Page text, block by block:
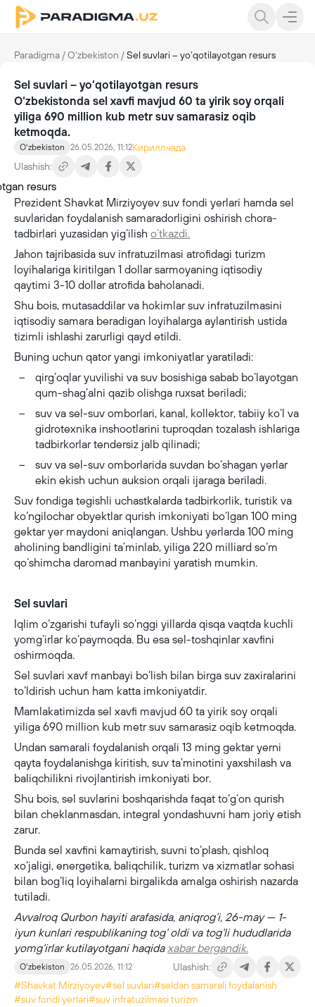
Paradigma /Oʻzbekiston /Sel suvlari – yo‘qotilayotgan resurs
Sel suvlari – yo‘qotilayotgan resurs
O‘zbekistonda sel xavfi mavjud 60 ta yirik soy orqali
yiliga 690 million kub metr suv samarasiz oqib
ketmoqda.
Oʻzbekiston 26.05.2026, 11:12Кириллчада
Ulashish:
Prezident Shavkat Mirziyoyev suv fondi yerlari hamda sel
suvlaridan foydalanish samaradorligini oshirish chora-
tadbirlari yuzasidan yig‘ilish o‘tkazdi.
Jahon tajribasida suv infratuzilmasi atrofidagi turizm
loyihalariga kiritilgan 1 dollar sarmoyaning iqtisodiy
qaytimi 3-10 dollar atrofida baholanadi.
Shu bois, mutasaddilar va hokimlar suv infratuzilmasini
iqtisodiy samara beradigan loyihalarga aylantirish ustida
tizimli ishlashi zarurligi qayd etildi.
Buning uchun qator yangi imkoniyatlar yaratiladi:
qirg‘oqlar yuvilishi va suv bosishiga sabab bo‘layotgan
qum-shag‘alni qazib olishga ruxsat beriladi;
suv va sel-suv omborlari, kanal, kollektor, tabiiy ko‘l va
gidrotexnika inshootlarini tuproqdan tozalash ishlariga
tadbirkorlar tendersiz jalb qilinadi;
suv va sel-suv omborlarida suvdan bo‘shagan yerlar
ekin ekish uchun auksion orqali ijaraga beriladi.
Suv fondiga tegishli uchastkalarda tadbirkorlik, turistik va
ko‘ngilochar obyektlar qurish imkoniyati bo‘lgan 100 ming
gektar yer maydoni aniqlangan. Ushbu yerlarda 100 ming
aholining bandligini ta’minlab, yiliga 220 milliard so‘m
qo‘shimcha daromad manbayini yaratish mumkin.
Sel suvlari
Iqlim o‘zgarishi tufayli so‘nggi yillarda qisqa vaqtda kuchli
yomg‘irlar ko‘paymoqda. Bu esa sel-toshqinlar xavfini
oshirmoqda.
Sel suvlari xavf manbayi bo‘lish bilan birga suv zaxiralarini
to‘ldirish uchun ham katta imkoniyatdir.
Mamlakatimizda sel xavfi mavjud 60 ta yirik soy orqali
yiliga 690 million kub metr suv samarasiz oqib ketmoqda.
Undan samarali foydalanish orqali 13 ming gektar yerni
qayta foydalanishga kiritish, suv ta’minotini yaxshilash va
baliqchilikni rivojlantirish imkoniyati bor.
Shu bois, sel suvlarini boshqarishda faqat to‘g‘on qurish
bilan cheklanmasdan, integral yondashuvni ham joriy etish
zarur.
Bunda sel xavfini kamaytirish, suvni to‘plash, qishloq
xo‘jaligi, energetika, baliqchilik, turizm va xizmatlar sohasi
bilan bog‘liq loyihalarni birgalikda amalga oshirish nazarda
tutiladi.
Avvalroq Qurbon hayiti arafasida, aniqrog‘i, 26-may — 1-
iyun kunlari respublikaning tog‘ oldi va tog‘li hududlarida
yomg‘irlar kutilayotgani haqida xabar bergandik.
Oʻzbekiston 26.05.2026, 11:12
Ulashish:
#Shavkat Mirziyoyev#sel suvlari#seldan samarali foydalanish
#suv fondi yerlari#suv infratuzilmasi turizm